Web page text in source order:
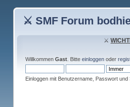
⚔ SMF Forum
⚔
Willkommen Gast. Bitte einloggenoder
Einloggen mit Benutzername, Passwort und